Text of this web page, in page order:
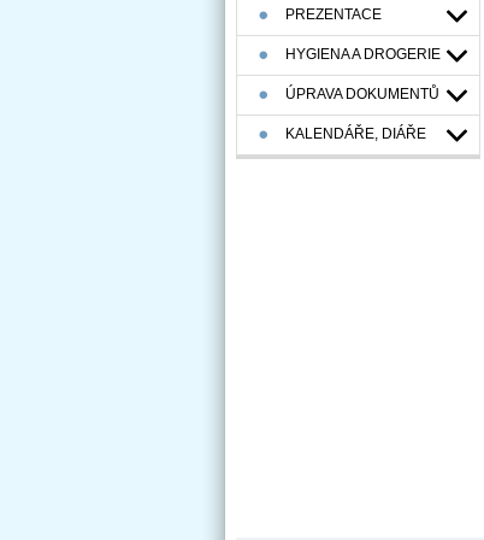
PREZENTACE
HYGIENA A DROGERIE
ÚPRAVA DOKUMENTŮ
KALENDÁŘE, DIÁŘE